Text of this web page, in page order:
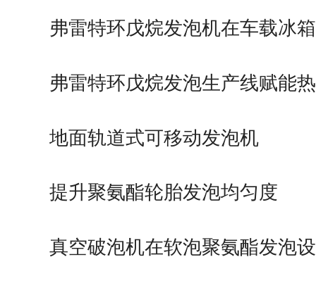
弗雷特环戊烷发泡机在车载冰
的应用
弗雷特环戊烷发泡生产线赋能
造
地面轨道式可移动发泡机
提升聚氨酯轮胎发泡均匀度
真空破泡机在软泡聚氨酯发泡